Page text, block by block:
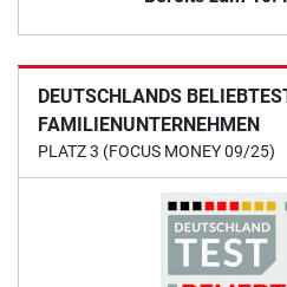
DEUTSCHLANDS
FAMILIENUNTERNEHMEN
PLATZ 3 (FOCUS MONEY 09/25)